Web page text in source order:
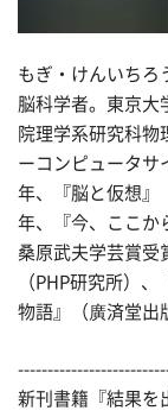
もぎ・けんいちろ
脳科学者。東京大
院理学系研究科物
ーコンピュータサ
年、『脳と仮想』
年、『今、ここか
桑原武夫学芸賞受
（PHP研究所）
物語』（廣済堂出
新刊書籍『結果を